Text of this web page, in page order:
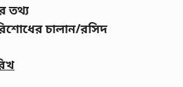
তথ্য
চালান/রসিদ